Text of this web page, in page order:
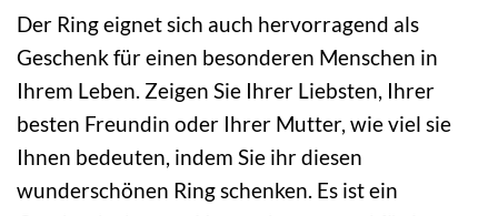
Der Ring eignet sich auch hervorragend als
Geschenk für einen besonderen Menschen in
Ihrem Leben. Zeigen Sie Ihrer Liebsten, Ihrer
besten Freundin oder Ihrer Mutter, wie viel sie
Ihnen bedeuten, indem Sie ihr diesen
wunderschönen Ring schenken. Es ist ein